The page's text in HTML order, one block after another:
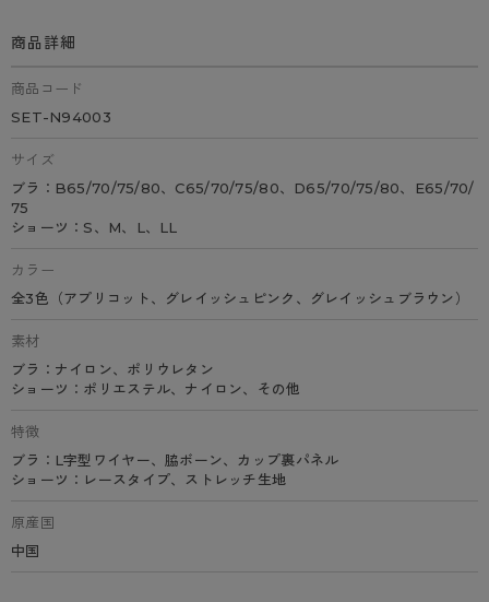
商品詳細
商品コード
SET-N94003
サイズ
ブラ：B65/70/75/80、C65/70/75/80、D65/70/75/80、E65/70/
75
ショーツ：S、M、L、LL
カラー
全3色（アプリコット、グレイッシュピンク、グレイッシュブラウン）
素材
ブラ：ナイロン、ポリウレタン
ショーツ：ポリエステル、ナイロン、その他
特徴
ブラ：L字型ワイヤー、脇ボーン、カップ裏パネル
ショーツ：レースタイプ、ストレッチ生地
原産国
中国